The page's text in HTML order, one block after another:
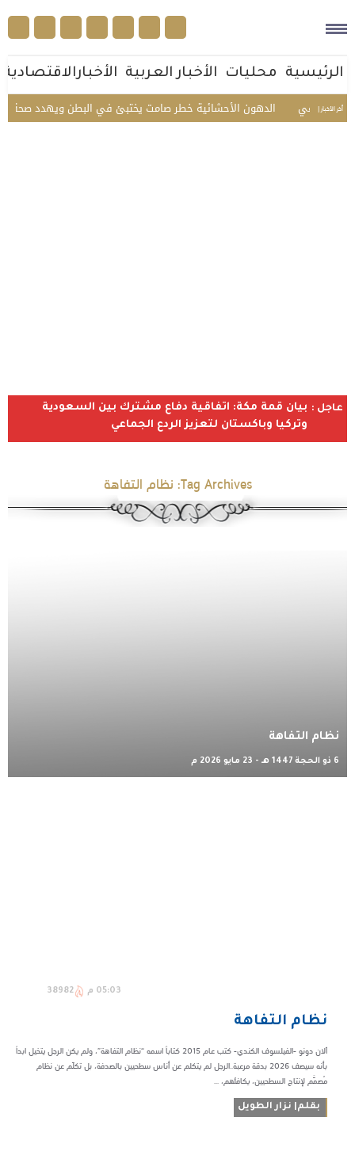
الرئيسية محليات الأخبار العربية الأخبارالاقتصادية
أخر الأخبار | الدهون الأحشائية خطر صامت يختبئ في البطن ويهدد صحة
عاجل : بيان قمة مكة: اتفاقية دفاع مشترك بين السعودية
وتركيا وباكستان لتعزيز الردع الجماعي
Tag Archives: نظام التفاهة
نظام التفاهة
6 ذو الحجة 1447 هـ - 23 مايو 2026 م
05:03 م 38982
نظام التفاهة
آلان دونو -الفيلسوف الكندي- كتب عام 2015 كتاباً اسمه “نظام التفاهة”، ولم يكن الرجل يتخيل ابداً
بأنه سيصف 2026 بدقة مرعبة..الرجل لم يتكلم عن أناس سطحيين بالصدفة، بل تكلّم عن نظام
مُصمَّم لإنتاج السطحيين، يكافئهم، ...
بقلم| نزار الطويل